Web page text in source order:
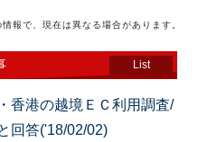
報で、現在は異なる場合があります。
List
香港の越境ＥＣ利用調査/
回答('18/02/02)